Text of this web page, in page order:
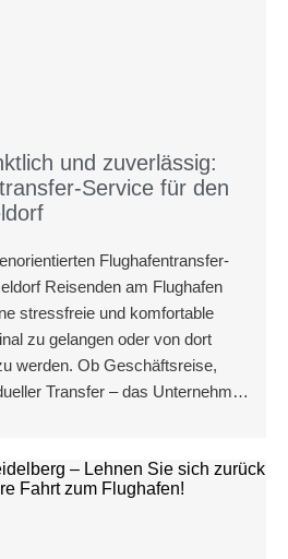
und zuverlässig:
Service für den
Flughafentransfer-
Reisenden am Flughafen
stressfreie und komfortable
zu gelangen oder von dort
werden. Ob Geschäftsreise,
Transfer – das Unternehmen